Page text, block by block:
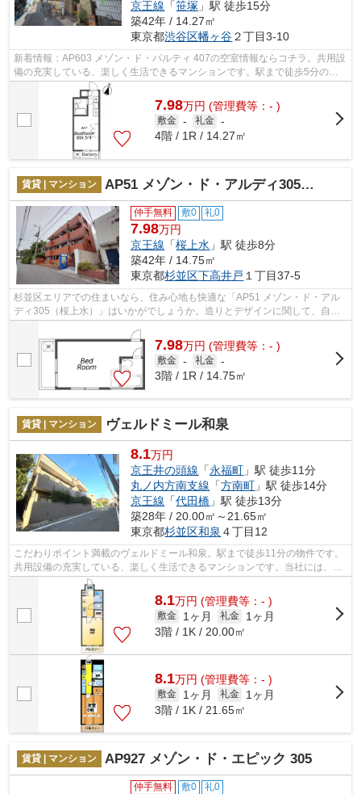
京王線 「笹塚 」駅 徒歩15分
築42年 / 14.27㎡
東京都渋谷区幡ヶ谷２丁目3-10
新着情報：AP603 メゾン・ド・パルティ 407の空室情報ならコチラ。共用設
備の充実している、楽しく生活できるマンションです。駅まで徒歩5分の立
地が魅力的な、利便性の高い物件です。...
7.98万円 (管理費等：- )
敷金 - 礼金 -
4階 / 1R / 14.27㎡
賃貸 | マンション AP51 メゾン・ド・アルディ305（桜上水）
仲手無料 敷0 礼0
7.98万円
京王線 「桜上水 」駅 徒歩8分
築42年 / 14.75㎡
東京都杉並区下高井戸 １丁目37-5
杉並区エリアでの住まいなら、住み心地も快適な「AP51 メゾン・ド・アル
ディ305（桜上水）」はいかがでしょうか。造りとデザインに関して、自信
7.98万円 (管理費等：- )
敷金 - 礼金 -
3階 / 1R / 14.75㎡
賃貸 | マンション ヴェルドミール和泉
8.1万円
京王井の頭線 「永福町 」駅 徒歩11分
丸ノ内方南支線 「方南町 」駅 徒歩14分
京王線 「代田橋 」駅 徒歩13分
築28年 / 20.00㎡～21.65㎡
東京都杉並区和泉 ４丁目12
こだわりポイント満載のヴェルドミール和泉。駅まで徒歩11分の物件です。
共用設備の充実している、楽しく生活できるマンションです。当社には、こ
だわり条件や特集が満載です。杉並区...
8.1万円 (管理費等：- )
敷金 1ヶ月 礼金
1ヶ月
3階 / 1K / 20.00㎡
8.1万円 (管理費等：- )
敷金 1ヶ月 礼金
1ヶ月
3階 / 1K / 21.65㎡
賃貸 | マンション AP927 メゾン・ド・エピック 305
仲手無料 敷0 礼0